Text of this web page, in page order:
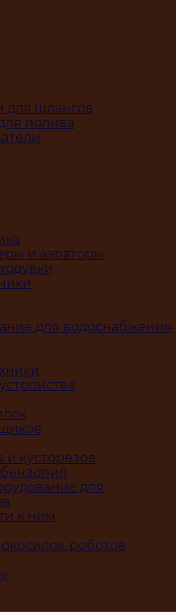
для шлангов
полива
и аэраторы
для водоснабжения
кусторезов
для
к ним
роботов